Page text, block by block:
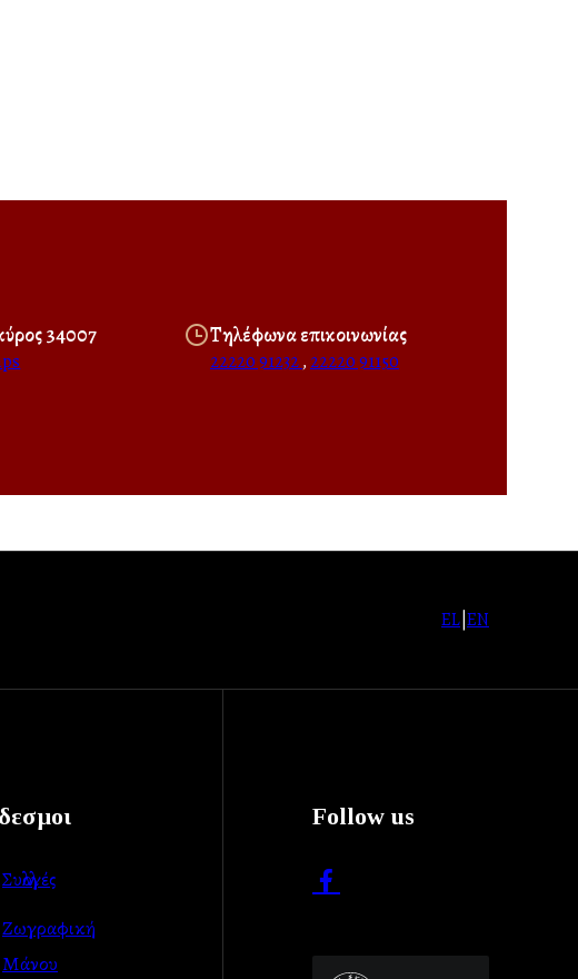
34007 Τηλέφωνα επικοινωνίας
22220 91232, 22220 91150
EL EN
Συλλογές
Ζωγραφική
Μάνου
Follow us